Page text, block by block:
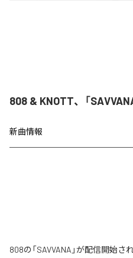
808 & KNOTT、「
新曲情報
808の「SAVVANA」が配信開始